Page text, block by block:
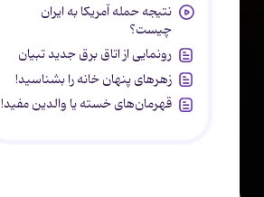
نتیجه حمله آمریکا به ایران
چیست؟
رونمایی از اتاق برق جدید تبیان
زهرهای پنهان خانه را بشناسید!
قهرمان‌های خسته یا والدین مفید!